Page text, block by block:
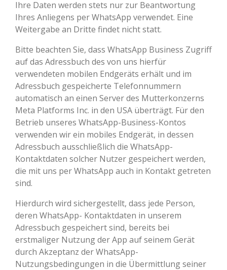
Ihre Daten werden stets nur zur Beantwortung
Ihres Anliegens per WhatsApp verwendet. Eine
Weitergabe an Dritte findet nicht statt.
Bitte beachten Sie, dass WhatsApp Business Zugriff
auf das Adressbuch des von uns hierfür
verwendeten mobilen Endgeräts erhält und im
Adressbuch gespeicherte Telefonnummern
automatisch an einen Server des Mutterkonzerns
Meta Platforms Inc. in den USA überträgt. Für den
Betrieb unseres WhatsApp-Business-Kontos
verwenden wir ein mobiles Endgerät, in dessen
Adressbuch ausschließlich die WhatsApp-
Kontaktdaten solcher Nutzer gespeichert werden,
die mit uns per WhatsApp auch in Kontakt getreten
sind.
Hierdurch wird sichergestellt, dass jede Person,
deren WhatsApp- Kontaktdaten in unserem
Adressbuch gespeichert sind, bereits bei
erstmaliger Nutzung der App auf seinem Gerät
durch Akzeptanz der WhatsApp-
Nutzungsbedingungen in die Übermittlung seiner